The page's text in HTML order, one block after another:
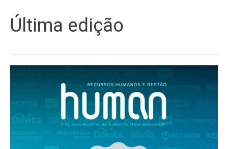
Última edição